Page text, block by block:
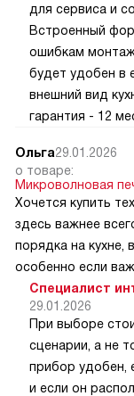
для сервиса и
Встроенный
ошибкам
будет удобен в
внешний вид
гарантия - 12
Ольга29.01.2026
о товаре:
Микроволновая
Хочется купить
здесь важнее
порядка на кухне,
особенно если
Специалист
29.01.2026
При выборе
сценарии, а не
прибор удобен,
и если он